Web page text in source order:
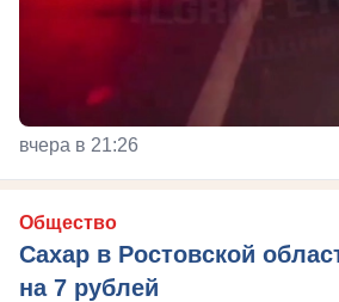
вчера в 21:26
Общество
Сахар в Ростовской
на 7 рублей